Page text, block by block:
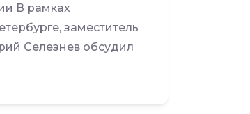
В рамках
заместитель
Селезнев обсудил